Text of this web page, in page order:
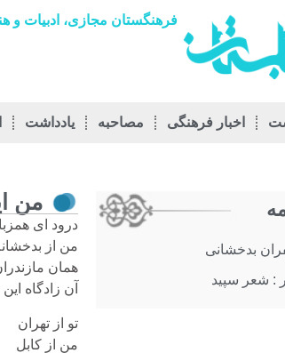
فرهنگستان مجازی، ادبیات و
اخبار فرهنگی مصاحبه يادداشت
من
درود ای
من از
همان
آن زادگاه
تو از تهران
من از کابل
بدخشانی
: شعر سپید